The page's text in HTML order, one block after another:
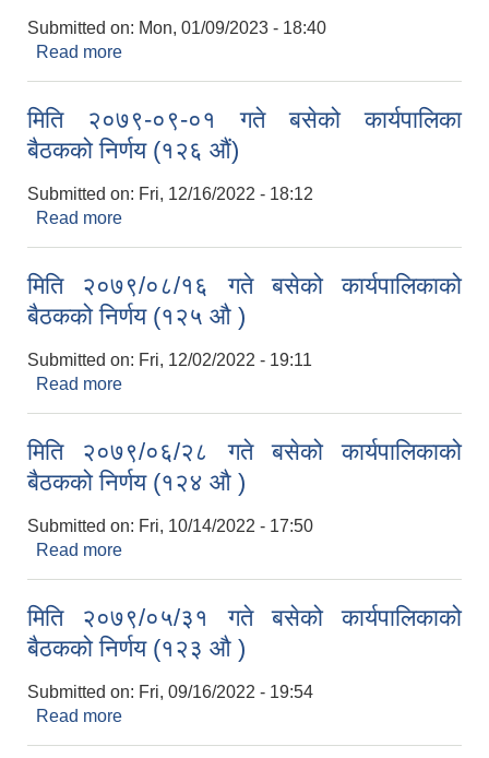
Submitted on: Mon, 01/09/2023 - 18:40
Read more
मिति २०७९-०९-०१ गते बसेको कार्यपालिका
बैठकको निर्णय (१२६ औं)
Submitted on: Fri, 12/16/2022 - 18:12
Read more
मिति २०७९/०८/१६ गते बसेको कार्यपालिकाको
बैठकको निर्णय (१२५ औ )
Submitted on: Fri, 12/02/2022 - 19:11
Read more
मिति २०७९/०६/२८ गते बसेको कार्यपालिकाको
बैठकको निर्णय (१२४ औ )
Submitted on: Fri, 10/14/2022 - 17:50
Read more
मिति २०७९/०५/३१ गते बसेको कार्यपालिकाको
बैठकको निर्णय (१२३ औ )
Submitted on: Fri, 09/16/2022 - 19:54
Read more